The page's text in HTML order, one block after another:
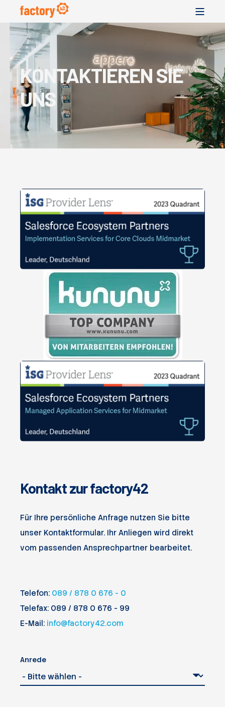
KONTAKTIEREN SIE
UNS
Kontakt zur factory42
Für Ihre persönliche Anfrage nutzen Sie bitte
unser Kontaktformular. Ihr Anliegen wird direkt
vom passenden Ansprechpartner bearbeitet.
Telefon: 089 / 878 0 676 - 0
Telefax: 089 / 878 0 676 - 99
E-Mail: info@factory42.com
Anrede